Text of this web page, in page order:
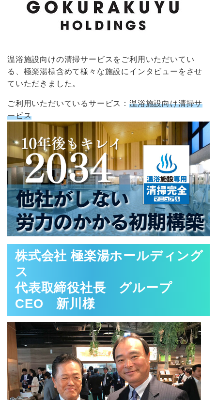
温浴施設向けの清掃サービスをご利用いただいてい
る、極楽湯様含めて様々な施設にインタビューをさせ
ていただきました。
ご利用いただいているサービス：温浴施設向け清掃サ
ービス
株式会社 極楽湯ホールディング
ス
代表取締役社長 グループ
CEO 新川様